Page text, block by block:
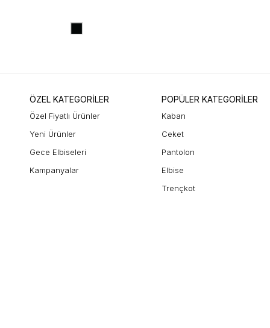
ÖZEL KATEGORİLER
Özel Fiyatlı Ürünler
Yeni Ürünler
Gece Elbiseleri
Kampanyalar
POPÜLER KATEGORİLER
Kaban
Ceket
Pantolon
Elbise
Trençkot